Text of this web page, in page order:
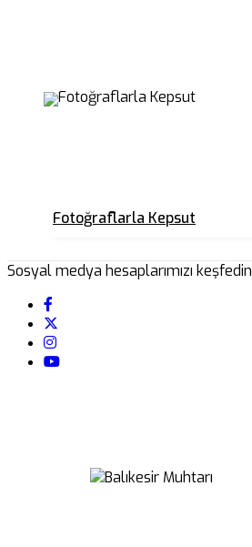
Fotoğraflarla Kepsut
Sosyal medya hesaplarımızı keşfedin